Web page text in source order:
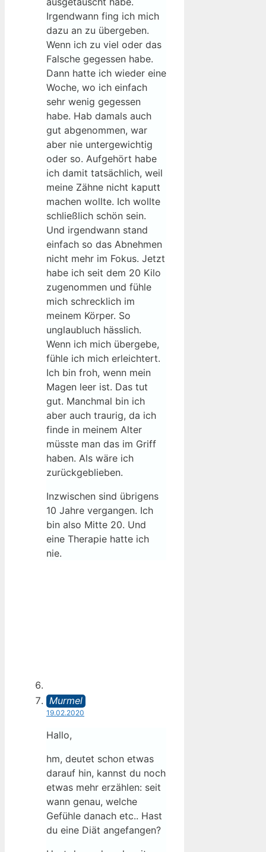
Irgendwann fing ich mich
dazu an zu übergeben.
Wenn ich zu viel oder das
Falsche gegessen habe.
Dann hatte ich wieder eine
Woche, wo ich einfach
sehr wenig gegessen
habe. Hab damals auch
gut abgenommen, war
aber nie untergewichtig
oder so. Aufgehört habe
ich damit tatsächlich, weil
meine Zähne nicht kaputt
machen wollte. Ich wollte
schließlich schön sein.
Und irgendwann stand
einfach so das Abnehmen
nicht mehr im Fokus. Jetzt
habe ich seit dem 20 Kilo
zugenommen und fühle
mich schrecklich im
meinem Körper. So
unglaubluch hässlich.
Wenn ich mich übergebe,
fühle ich mich erleichtert.
Ich bin froh, wenn mein
Magen leer ist. Das tut
gut. Manchmal bin ich
aber auch traurig, da ich
finde in meinem Alter
müsste man das im Griff
haben. Als wäre ich
zurückgeblieben.
Inzwischen sind übrigens
10 Jahre vergangen. Ich
bin also Mitte 20. Und
eine Therapie hatte ich
nie.
Murmel
19.02.2020
Hallo,
hm, deutet schon etwas
darauf hin, kannst du noch
etwas mehr erzählen: seit
wann genau, welche
Gefühle danach etc.. Hast
du eine Diät angefangen?